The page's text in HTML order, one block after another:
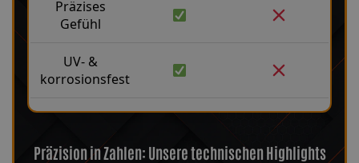
Präzises
Gefühl
UV- &
korrosionsfest
Präzision in Zahlen: Unsere technischen Highlights